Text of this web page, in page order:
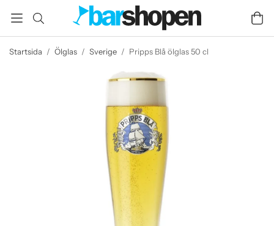
Startsida / Ölglas / Sverige / Pripps Blå ölglas 50 cl